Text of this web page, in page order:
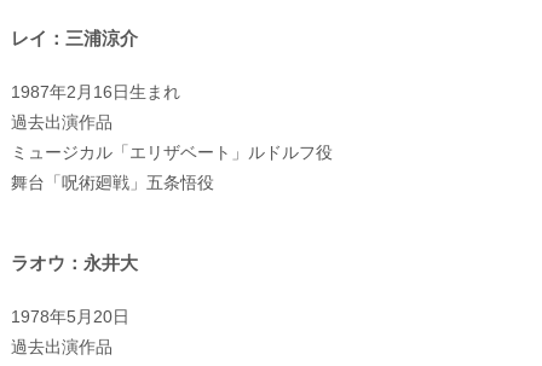
レイ：三浦涼介
1987年2月16日生まれ
過去出演作品
ミュージカル「エリザベート」ルドルフ役
舞台「呪術廻戦」五条悟役
ラオウ：永井大
1978年5月20日
過去出演作品